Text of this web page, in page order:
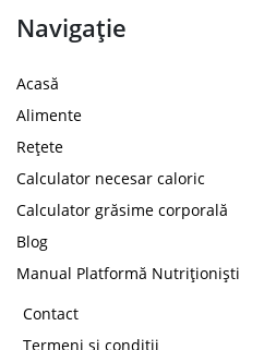
Navigație
Acasă
Alimente
Rețete
Calculator necesar caloric
Calculator grăsime corporală
Blog
Manual Platformă Nutriționiști
Contact
Termeni și condiții